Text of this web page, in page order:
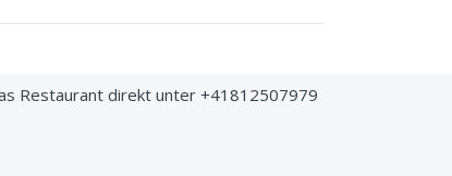
Restaurant direkt unter +41812507979